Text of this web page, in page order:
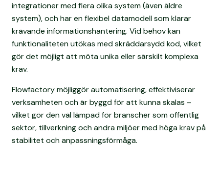
integrationer med flera olika system (även äldre
system), och har en flexibel datamodell som klarar
krävande informationshantering. Vid behov kan
funktionaliteten utökas med skräddarsydd kod, vilket
gör det möjligt att möta unika eller särskilt komplexa
krav.
Flowfactory möjliggör automatisering, effektiviserar
verksamheten och är byggd för att kunna skalas –
vilket gör den väl lämpad för branscher som offentlig
sektor, tillverkning och andra miljöer med höga krav på
stabilitet och anpassningsförmåga.